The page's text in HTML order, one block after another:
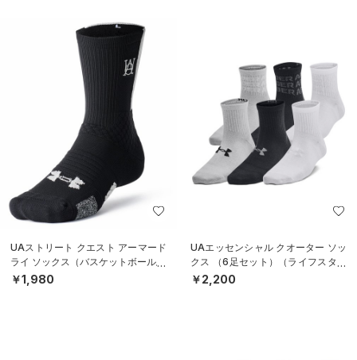
UAストリート クエスト アーマード
ライ ソックス（バスケットボール/U
NISEX）
￥1,980
UAエッセンシャル クオーター ソッ
クス （6足セット）（ライフスタイ
ル/KIDS）
￥2,200